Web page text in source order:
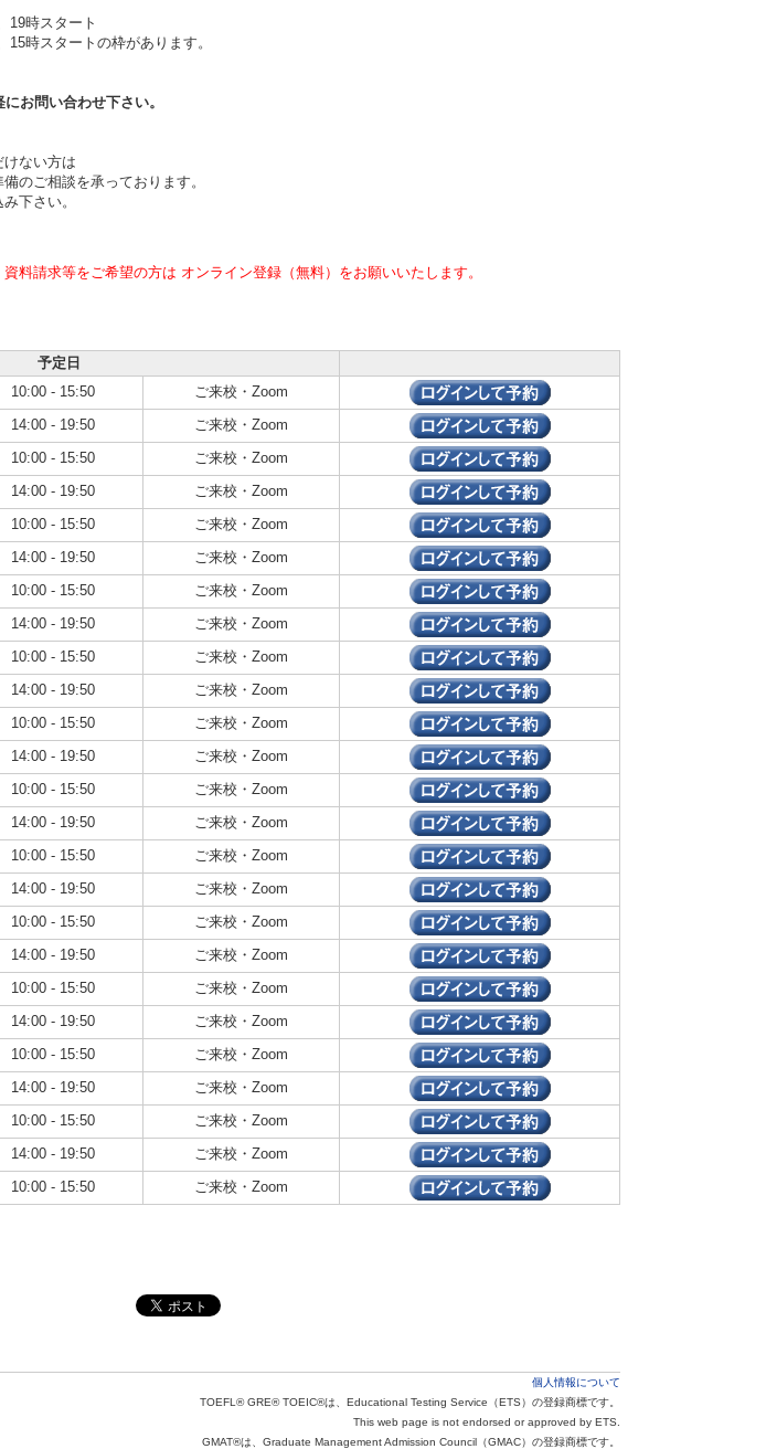
19時スタート
時スタートの枠があります。
お問い合わせ下さい。
けない方は
のご相談を承っております。
下さい。
料請求等をご希望の方は オンライン登録（無料）をお願いいたします。
予定日
10:00 - 15:50
ご来校・Zoom
14:00 - 19:50
ご来校・Zoom
10:00 - 15:50
ご来校・Zoom
14:00 - 19:50
ご来校・Zoom
10:00 - 15:50
ご来校・Zoom
14:00 - 19:50
ご来校・Zoom
10:00 - 15:50
ご来校・Zoom
14:00 - 19:50
ご来校・Zoom
10:00 - 15:50
ご来校・Zoom
14:00 - 19:50
ご来校・Zoom
10:00 - 15:50
ご来校・Zoom
14:00 - 19:50
ご来校・Zoom
10:00 - 15:50
ご来校・Zoom
14:00 - 19:50
ご来校・Zoom
10:00 - 15:50
ご来校・Zoom
14:00 - 19:50
ご来校・Zoom
10:00 - 15:50
ご来校・Zoom
14:00 - 19:50
ご来校・Zoom
10:00 - 15:50
ご来校・Zoom
14:00 - 19:50
ご来校・Zoom
10:00 - 15:50
ご来校・Zoom
14:00 - 19:50
ご来校・Zoom
10:00 - 15:50
ご来校・Zoom
14:00 - 19:50
ご来校・Zoom
10:00 - 15:50 ご来校・Zoom
個人情報について
TOEFL® GRE® TOEIC®は、Educational Testing Service（ETS）の登録商標です。
This web page is not endorsed or approved by ETS.
GMAT®は、Graduate Management Admission Council（GMAC）の登録商標です。